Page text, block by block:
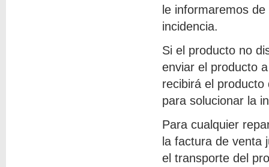
le informaremos
incidencia.
Si el producto no
enviar el producto
recibirá el
para solucionar la
Para cualquier
la factura de venta
el transporte del